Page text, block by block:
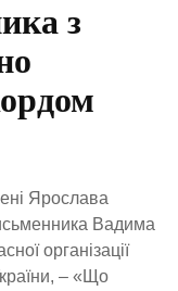
з
Ярослава
Вадима
організації
– «Що